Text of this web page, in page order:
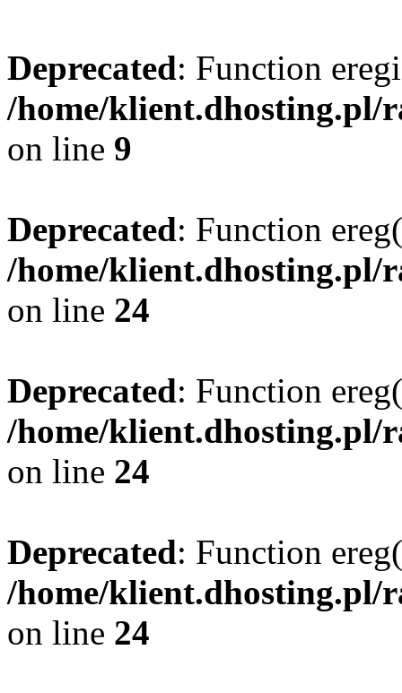
Deprecated: Function
/home/klient.dhosting.pl/
on line 9
Deprecated: Function
/home/klient.dhosting.pl/
on line 24
Deprecated: Function
/home/klient.dhosting.pl/
on line 24
Deprecated: Function
/home/klient.dhosting.pl/
on line 24